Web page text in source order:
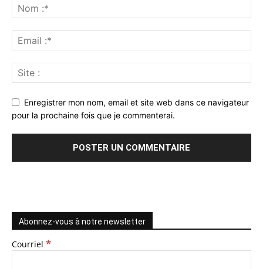
Enregistrer mon nom, email et site web dans ce navigateur
pour la prochaine fois que je commenterai.
Abonnez-vous à notre newsletter
Courriel *